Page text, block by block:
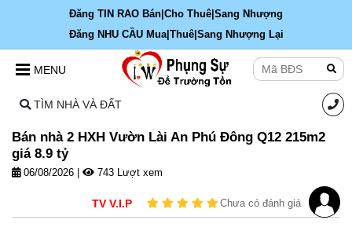
Bán nhà 2 HXH Vườn Lài An Phú Đông Q12 215m2
giá 8.9 tỷ
06/08/2026 743 Lượt xem
TV V.I.P Chưa có đánh giá
Đăng TIN RAO Bán|Cho Thuê|Sang Nhượng
Đăng NHU CẦU Mua|Thuê|Sang Nhượng Lại
MENU
TÌM NHÀ VÀ ĐẤT